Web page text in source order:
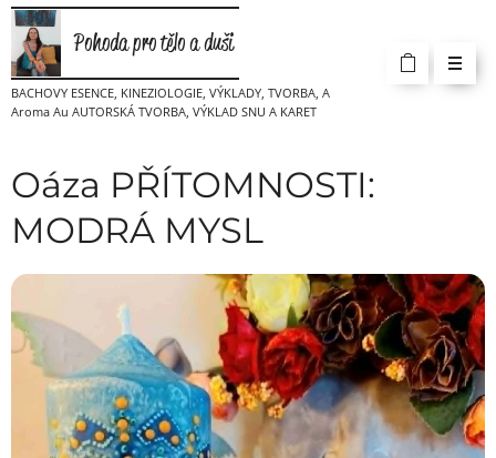
Pohoda pro tělo a duši
BACHOVY ESENCE, KINEZIOLOGIE, VÝKLADY, TVORBA, A
Aroma Au AUTORSKÁ TVORBA, VÝKLAD SNU A KARET
Oáza PŘÍTOMNOSTI:
MODRÁ MYSL